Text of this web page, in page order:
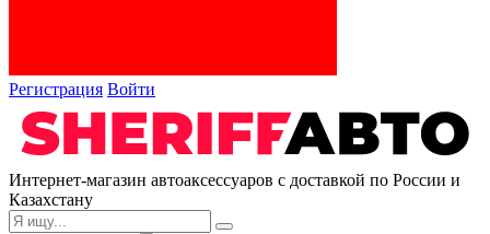
Регистрация Войти
Интернет-магазин автоаксессуаров с доставкой по России и
Казахстану